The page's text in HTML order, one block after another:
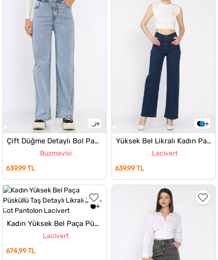
Çift Düğme Detaylı Bol Paça Likralı Kadın Jean Kot Pantolon
Buzmavisi
639,99 TL
Yüksek Bel Likralı Kadın Palazzo Jean Kot Pantolon
Lacivert
639,99 TL
Kadın Yüksek Bel Paça Püsküllü Taş Detaylı Likralı Jean Kot Pantolon
Lacivert
674,99 TL